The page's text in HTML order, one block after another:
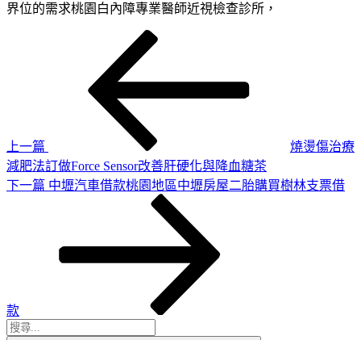
界位的需求桃園白內障專業醫師近視檢查診所，
上一篇
燒燙傷治療
減肥法訂做Force Sensor改善肝硬化與降血糖茶
下
下一篇 中壢汽車借款桃園地區中壢房屋二胎購買樹林支票借
款
搜